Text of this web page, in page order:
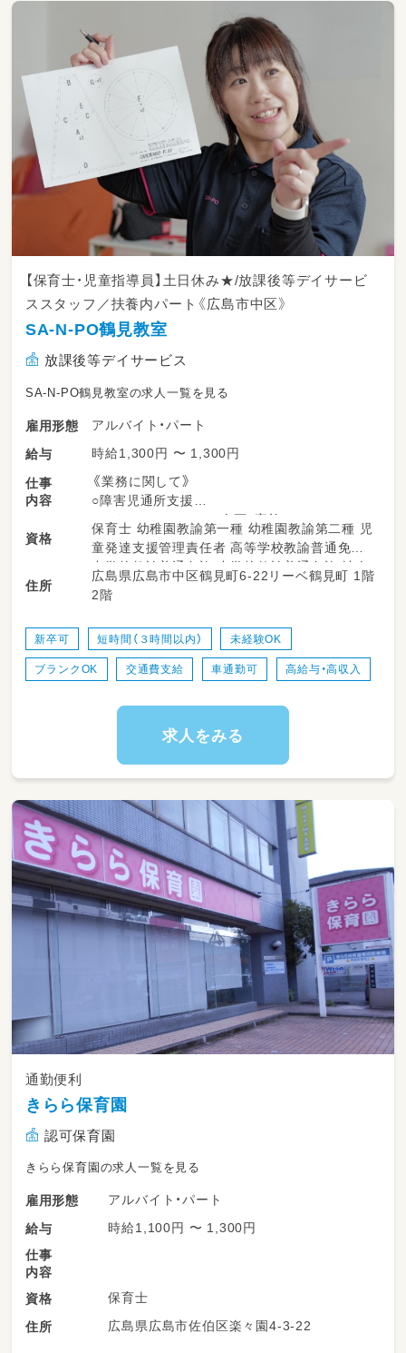
【保育士・児童指導員】土日休み★/放課後等デイサービ
ススタッフ／扶養内パート《広島市中区》
SA-N-PO鶴見教室
放課後等デイサービス
SA-N-PO鶴見教室の求人一覧を見る
雇用形態
アルバイト・パート
給与
時給1,300円 〜 1,300円
仕事
内容
《業務に関して》
○障害児通所支援
○レクリエーションの企画・実施
○事務作業
○保護者対応
○送迎業務 など
＊随時、現場にてOJTの研修があるので
【変更の範囲】会社が定める業務
《事業所について》
・2フロア
お子さまの支援の先頭に立ち、
お子さまの成長を仲間で引き出していきます。
14:30 来所
15:00 個別支援・小集団での活動（おやつタイ
ムあり）
17:30 退所
【就業場所の変更の範囲】会社が定める場所
【雇用期間の定めの有無】有 期間：3か月～1年
【更新上限の有無】有 上限回数9回
【更新条件】
1.契約満了時点の、担当業務の有無または業務
量、進捗状況による
2.本人の職務能力、就業成績、健康状態による
3.所属部署の経営内容、人員数等会社の状況に
資格
保育士 幼稚園教諭第一種 幼稚園教諭第二種 児
童発達支援管理責任者 高等学校教諭普通免許
中学校教諭普通免許 小学校教諭普通免許 社会
福祉士
住所
広島県広島市中区鶴見町6-22リーベ鶴見町 1階
2階
新卒可 短時間（３時間以内） 未経験OK
ブランクOK 交通費支給 車通勤可 高給与・高収入
求人をみる
通勤便利
きらら保育園
認可保育園
きらら保育園の求人一覧を見る
雇用形態
アルバイト・パート
給与
時給1,100円 〜 1,300円
仕事
内容
資格
保育士
住所
広島県広島市佐伯区楽々園4-3-22